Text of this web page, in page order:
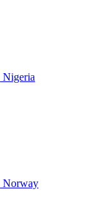
Nigeria
Norway